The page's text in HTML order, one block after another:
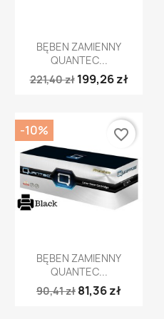
Szybki podgląd
BĘBEN ZAMIENNY
QUANTEC...
221,40 zł 199,26 zł
Szybki podgląd
BĘBEN ZAMIENNY
QUANTEC...
90,41 zł 81,36 zł
-10% favorite_border